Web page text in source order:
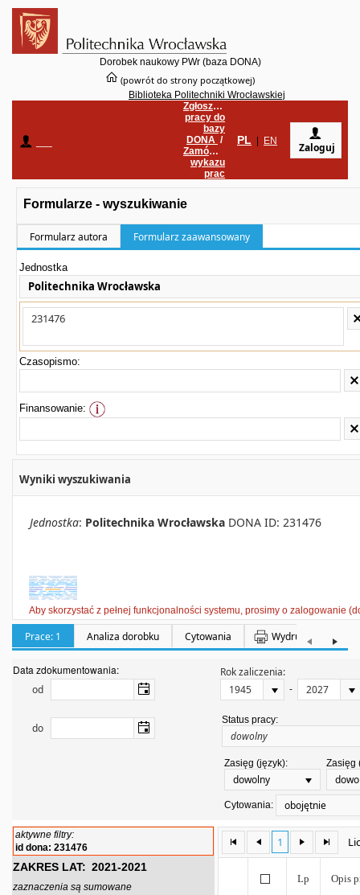
Dorobek naukowy PWr (baza DONA)
(powrót do strony początkowej)
Biblioteka Politechniki Wrocławskiej
Zgłoszenie
pracy do
bazy
DONA /
Zamówienie
wykazu
prac
PL EN Zaloguj
Formularze - wyszukiwanie
Formularz autora Formularz zaawansowany
Jednostka
Politechnika Wrocławska
Czasopismo:
Finansowanie:
Wyniki wyszukiwania
Jednostka: Politechnika Wrocławska DONA ID: 231476
Aby skorzystać z pełnej funkcjonalności systemu, prosimy o zalogowanie
Prace: 1 Analiza dorobku Cytowania Wydruki
Data zdokumentowania:
od
Rok zaliczenia:
-
do
Status pracy:
Zasięg (język):
dowolny
Zasięg
Cytowania: obojętnie
aktywne filtry:
id dona: 231476
ZAKRES LAT: 2021-2021
zaznaczenia są sumowane
1
Lp Opis